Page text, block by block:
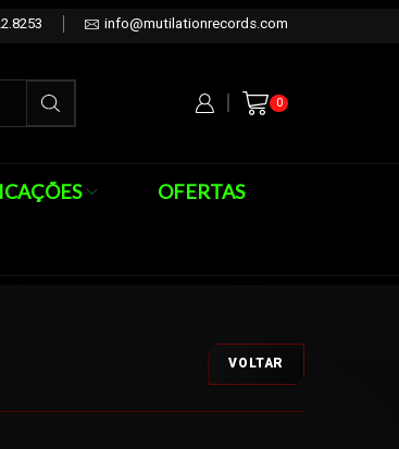
info@mutilationrecords.com
0
OFERTAS
VOLTAR